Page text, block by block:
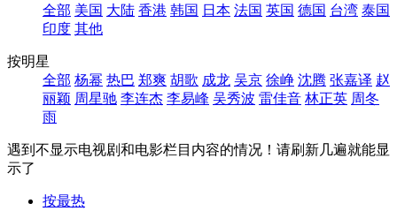
全部 美国 大陆 香港 韩国 日本 法国 英国 德国 台湾 泰国
印度 其他
按明星
全部 杨幂 热巴 郑爽 胡歌 成龙 吴京 徐峥 沈腾 张嘉译 赵
丽颖 周星驰 李连杰 李易峰 吴秀波 雷佳音 林正英 周冬
雨
遇到不显示电视剧和电影栏目内容的情况！请刷新几遍就能显
示了
按最热